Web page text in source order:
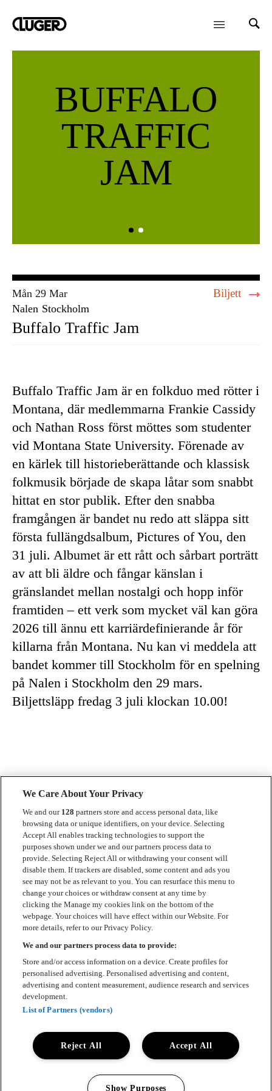
BUFFALO
TRAFFIC
JAM
Mån 29 Mar
Nalen Stockholm
Biljett
Buffalo Traffic Jam
Buffalo Traffic Jam är en folkduo med rötter i
Montana, där medlemmarna Frankie Cassidy
och Nathan Ross först möttes som studenter
vid Montana State University. Förenade av
en kärlek till historieberättande och klassisk
folkmusik började de skapa låtar som snabbt
hittat en stor publik. Efter den snabba
framgången är bandet nu redo att släppa sitt
första fullängdsalbum, Pictures of You, den
31 juli. Albumet är ett rått och sårbart porträtt
av att bli äldre och fångar känslan i
gränslandet mellan nostalgi och hopp inför
framtiden – ett verk som mycket väl kan göra
2026 till ännu ett karriärdefinierande år för
killarna från Montana. Nu kan vi meddela att
bandet kommer till Stockholm för en spelning
på Nalen i Stockholm den 29 mars.
Biljettsläpp fredag 3 juli klockan 10.00!
Kontakt
Press
Om Luger
Samarbeten
Boka artist
Sekretesspolicy
Cookiepolicy
We Care About Your Privacy
We and our 128 partners store and access personal data, like
browsing data or unique identifiers, on your device. Selecting
Accept All enables tracking technologies to support the
purposes shown under we and our partners process data to
provide. Selecting Reject All or withdrawing your consent will
disable them. If trackers are disabled, some content and ads you
see may not be as relevant to you. You can resurface this menu to
change your choices or withdraw consent at any time by
clicking the Manage my cookies link on the bottom of the
webpage. Your choices will have effect within our Website. For
more details, refer to our Privacy Policy.
We and our partners process data to provide:
Store and/or access information on a device. Create profiles for
personalised advertising. Personalised advertising and content,
advertising and content measurement, audience research and services
development.
List of Partners (vendors)
Accept All
Reject All
Show Purposes